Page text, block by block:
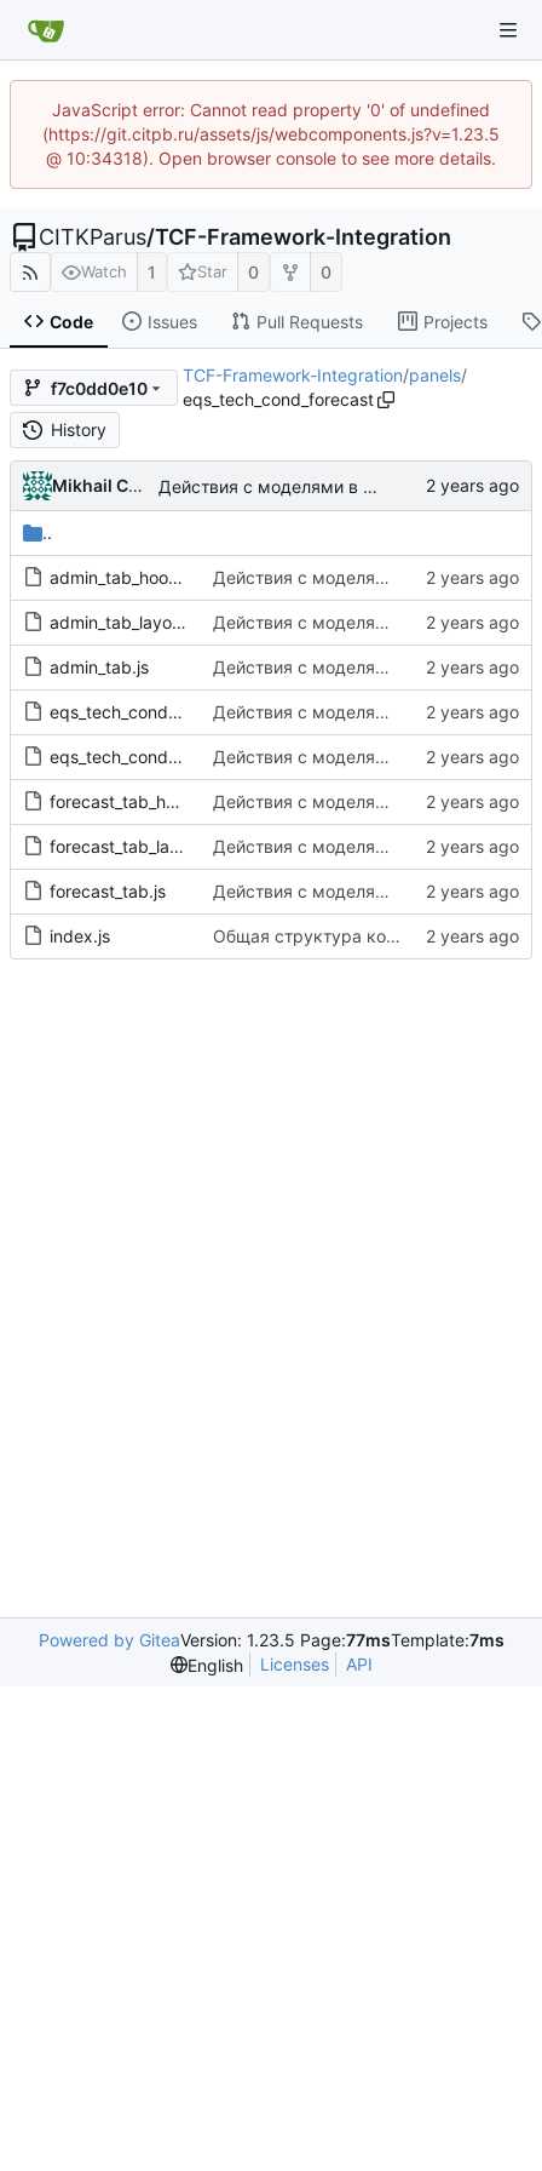
JavaScript error: Cannot read property '0' of undefined
(https://git.citpb.ru/assets/js/webcomponents.js?v=1.23.5
@ 10:34318). Open browser console to see more details.
CITKParus/TCF-Framework-Integration
Watch 1 Star 0 0
Code Issues Pull Requests Projects
f7c0dd0e10
TCF-Framework-Integration/panels/
eqs_tech_cond_forecast
History
Mikhail Chechnev Действия с моделями в карточке класса выборки данных, карточка технического объекта
..
admin_tab_hooks.js Действия с моделями в карточке класса выборки данных, карточка технического объекта
admin_tab_layout.js Действия с моделями в карточке класса выборки данных, карточка технического объекта
admin_tab.js Действия с моделями в карточке класса выборки данных, карточка технического объекта
eqs_tech_cond_forecast_lyaout.js Действия с моделями в карточке класса выборки данных, карточка технического объекта
eqs_tech_cond_forecast.js Действия с моделями в карточке класса выборки данных, карточка технического объекта
forecast_tab_hooks.js Действия с моделями в карточке класса выборки данных, карточка технического объекта
forecast_tab_layout.js Действия с моделями в карточке класса выборки данных, карточка технического объекта
forecast_tab.js Действия с моделями в карточке класса выборки данных, карточка технического объекта
index.js Общая структура компонентов панели "Прогноз технического состояния", дерево технических объектов
Powered by GiteaVersion: 1.23.5 Page:77msTemplate:7ms
English
Licenses API